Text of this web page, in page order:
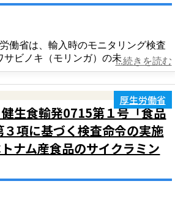
働省は、輸入時のモニタリング検査
サビノキ（モリンガ）の未...続きを読む
健生食輸発0715第１号「食品
項に基づく検査命令の実施
ナム産食品のサイクラミン
厚生労働省